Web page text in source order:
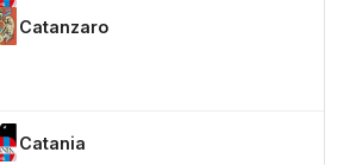
Catanzaro
Catania